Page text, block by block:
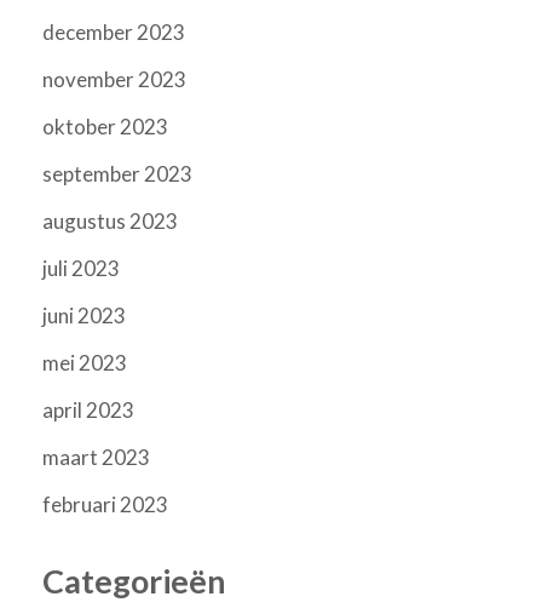
december 2023
november 2023
oktober 2023
september 2023
augustus 2023
juli 2023
juni 2023
mei 2023
april 2023
maart 2023
februari 2023
Categorieën